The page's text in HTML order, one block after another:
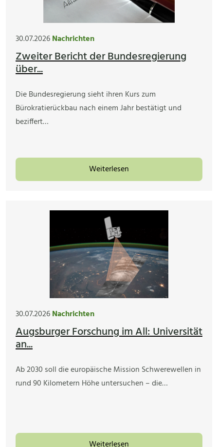
30.07.2026Nachrichten
Zweiter Bericht der Bundesregierung
über...
Die Bundesregierung sieht ihren Kurs zum
Bürokratierückbau nach einem Jahr bestätigt und
beziffert…
Weiterlesen
30.07.2026Nachrichten
Augsburger Forschung im All: Universität
an...
Ab 2030 soll die europäische Mission Schwerewellen in
rund 90 Kilometern Höhe untersuchen – die…